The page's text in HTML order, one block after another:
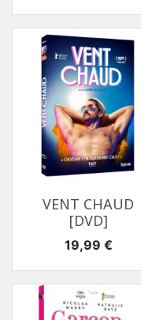
VENT CHAUD
[DVD]
Prix
19,99 €